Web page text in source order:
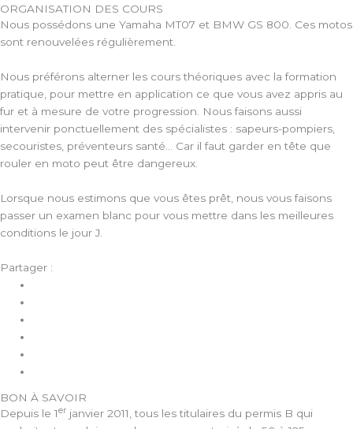
ORGANISATION DES COURS
Nous possédons une Yamaha MT07 et BMW GS 800. Ces motos
sont renouvelées régulièrement.
Nous préférons alterner les cours théoriques avec la formation
pratique, pour mettre en application ce que vous avez appris au
fur et à mesure de votre progression. Nous faisons aussi
intervenir ponctuellement des spécialistes : sapeurs-pompiers,
secouristes, préventeurs santé… Car il faut garder en tête que
rouler en moto peut être dangereux.
Lorsque nous estimons que vous êtes prêt, nous vous faisons
passer un examen blanc pour vous mettre dans les meilleures
conditions le jour J.
Partager :
BON À SAVOIR
Depuis le 1er janvier 2011, tous les titulaires du permis B qui